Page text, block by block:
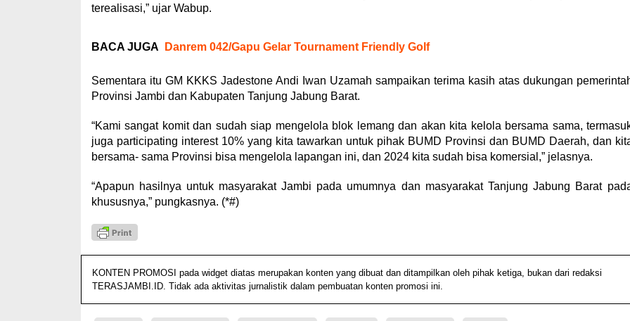
terealisasi,” ujar Wabup.
BACA JUGA Danrem 042/Gapu Gelar Tournament Friendly Golf
Sementara itu GM KKKS Jadestone Andi Iwan Uzamah sampaikan terima kasih atas dukungan
Provinsi Jambi dan Kabupaten Tanjung Jabung Barat.
“Kami sangat komit dan sudah siap mengelola blok lemang dan akan kita kelola bersama sama,
juga participating interest 10% yang kita tawarkan untuk pihak BUMD Provinsi dan BUMD Daerah, dan
bersama- sama Provinsi bisa mengelola lapangan ini, dan 2024 kita sudah bisa komersial,” jelasnya.
“Apapun hasilnya untuk masyarakat Jambi pada umumnya dan masyarakat Tanjung Jabung Barat
khususnya,” pungkasnya. (*#)
KONTEN PROMOSI pada widget diatas merupakan konten yang dibuat dan ditampilkan oleh pihak ketiga, bukan dari redaksi
TERASJAMBI.ID. Tidak ada aktivitas jurnalistik dalam pembuatan konten promosi ini.